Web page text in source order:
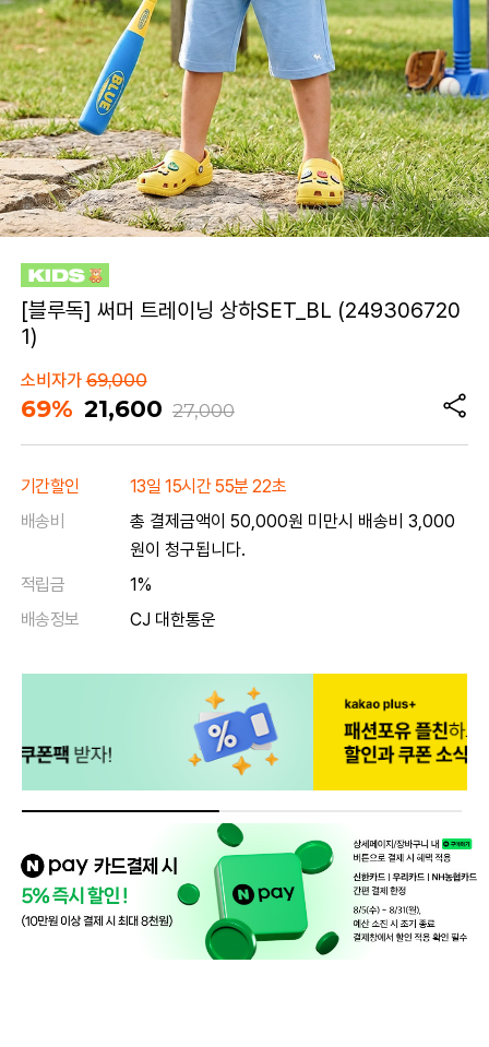
[블루독] 써머 트레이닝 상하SET_BL (249306720
1)
소비자가69,000
69% 21,600 27,000
기간할인
13일 15시간 55분 22초
배송비
총 결제금액이 50,000원 미만시 배송비 3,000
원이 청구됩니다.
적립금
1%
배송정보
CJ 대한통운